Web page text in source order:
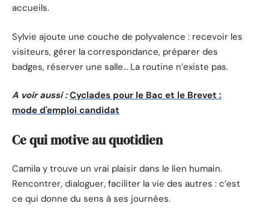
accueils.
Sylvie ajoute une couche de polyvalence : recevoir les
visiteurs, gérer la correspondance, préparer des
badges, réserver une salle… La routine n’existe pas.
A voir aussi : Cyclades pour le Bac et le Brevet :
mode d'emploi candidat
Ce qui motive au quotidien
Camila y trouve un vrai plaisir dans le lien humain.
Rencontrer, dialoguer, faciliter la vie des autres : c’est
ce qui donne du sens à ses journées.